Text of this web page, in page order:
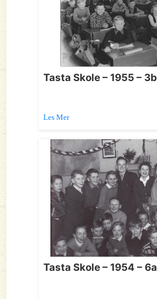
Tasta Skole – 1955 – 3b
Les Mer
Tasta Skole – 1954 – 6a